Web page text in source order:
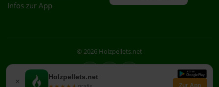
× Holzpellets.net
Zur App
Infos zur App
© 2026 Holzpellets.net
Facebook